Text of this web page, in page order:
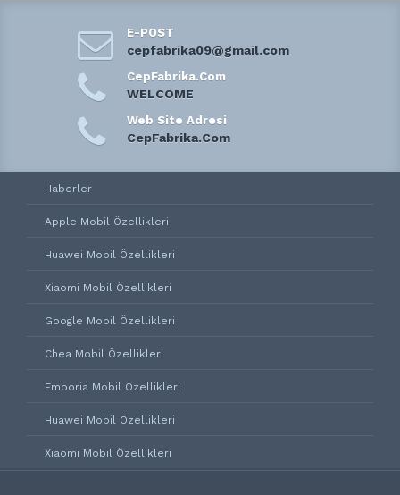
E-POST
cepfabrika09@gmail.com
CepFabrika.Com
WELCOME
Web Site Adresi
CepFabrika.Com
Haberler
Apple Mobil Özellikleri
Huawei Mobil Özellikleri
Xiaomi Mobil Özellikleri
Google Mobil Özellikleri
Chea Mobil Özellikleri
Emporia Mobil Özellikleri
Huawei Mobil Özellikleri
Xiaomi Mobil Özellikleri